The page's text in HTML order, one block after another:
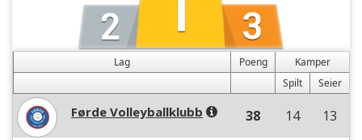
Lag Poeng
Kamper
Spilt
Seier
Førde Volleyballklubb 38 14 13